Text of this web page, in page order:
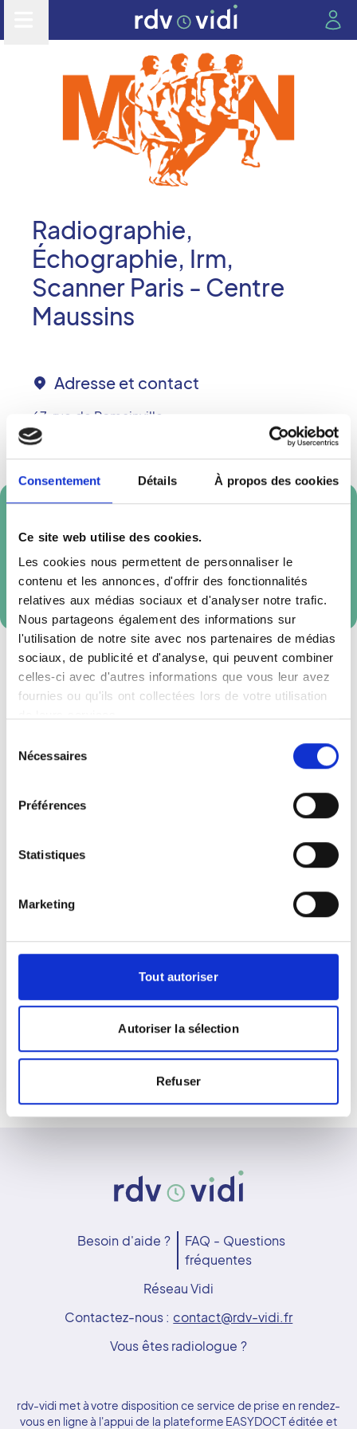
Consentement Détails À propos des cookies
Ce site web utilise des cookies.
Les cookies nous permettent de personnaliser le
contenu et les annonces, d'offrir des fonctionnalités
relatives aux médias sociaux et d'analyser notre trafic.
Nous partageons également des informations sur
l'utilisation de notre site avec nos partenaires de médias
sociaux, de publicité et d'analyse, qui peuvent combiner
celles-ci avec d'autres informations que vous leur avez
fournies ou qu'ils ont collectées lors de votre utilisation
Nécessaires
Préférences
Statistiques
Marketing
Tout autoriser
Autoriser la sélection
Refuser
Radiographie,
Échographie, Irm,
Scanner Paris - Centre
Maussins
Adresse et contact
67, rue de Romainville
75019
Réservation externe
−
Leaflet |©OpenStreetMapcontributors
Besoin d'aide ?
FAQ - Questions
fréquentes
Réseau Vidi
Contactez-nous : contact@rdv-vidi.fr
Vous êtes radiologue ?
rdv-vidi met à votre disposition ce service de prise en rendez-
vous en ligne à l'appui de la plateforme EASYDOCT éditée et